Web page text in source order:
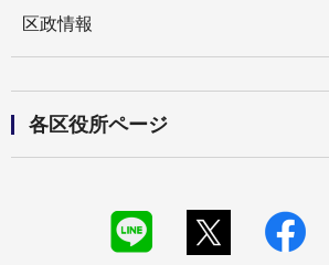
区政情報
各区役所ページ